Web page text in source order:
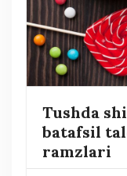
Tushda
batafsil
ramzlari